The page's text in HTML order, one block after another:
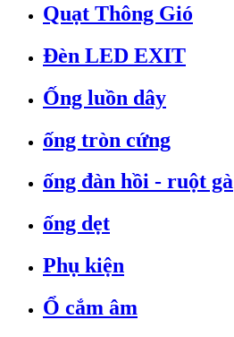
Quạt Thông Gió
Đèn LED EXIT
Ống luồn dây
ống tròn cứng
ống đàn hồi - ruột gà
ống dẹt
Phụ kiện
Ổ cắm âm